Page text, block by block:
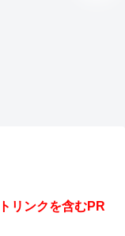
リンクを含むPR